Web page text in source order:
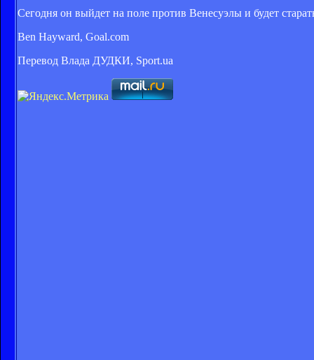
Сегодня он выйдет на поле против Венесуэлы и будет
Ben Hayward, Goal.com
Перевод Влада ДУДКИ, Sport.ua